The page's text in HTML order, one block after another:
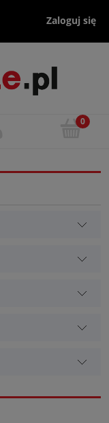
Zaloguj się